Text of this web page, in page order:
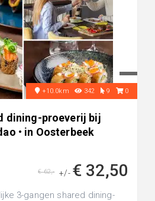
+10.0km 342 9 0
dining-proeverij bij
• in Oosterbeek
+/- € 32,50
€ 62,-
3-gangen shared dining-